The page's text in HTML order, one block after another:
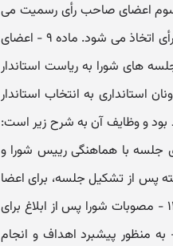
اعضای صاحب رأی رسمیت می
یابد و تصمیمات آن با رأی موافق اکثریت اعضای حاضر دارای حق رأی اتخاذ می شود. ماده ۹ - اعضای
های شورا به ریاست استاندار
استانداری به انتخاب استاندار
خواهد بود و وظایف آن به شرح زیر است:
جلسه با هماهنگی رییس شورا و
پس از تشکیل جلسه، برای اعضا
و دستگاههای اجرایی ذی ربط. ج - پیگیری مصوبات شورا. ماده ۱۱ - مصوبات شورا پس از ابلاغ برای
اجرایی و ستادی استان لازم الاجرا است. ماده ۱۲ - به منظور پیشبرد اهداف و انجام